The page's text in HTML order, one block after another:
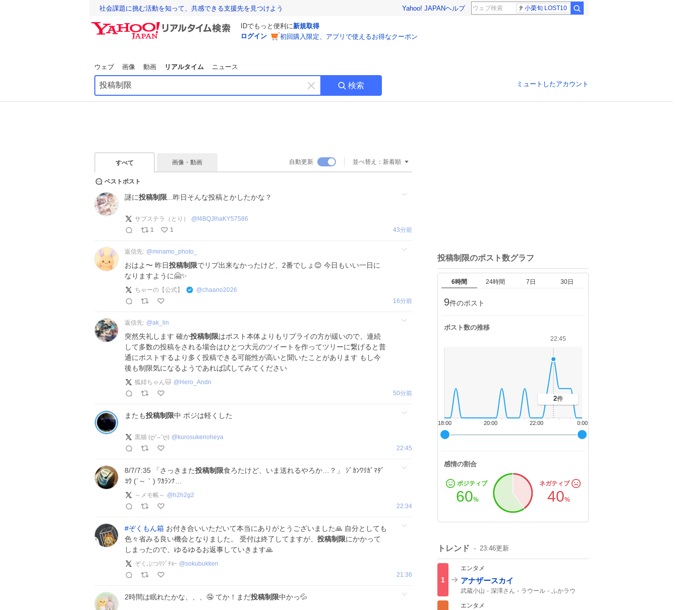
社会課題に挑む活動を知って、共感できる支援先を見つけよう Yahoo! JAPANヘルプ 小栗旬 LOST10
IDでもっと便利に新規取得
ログイン
初回購入限定、アプリで使えるお得なクーポン
ウェブ 画像 動画 リアルタイム ニュース
キ
ー
す
検索 ミュートしたアカウント
すべて 画像・動画 自動更新 並べ替え： 新着順
ベストポスト
謎に投稿制限 ...昨日そんな投稿とかしたかな？
サブステラ（とり） @f4BQJlhaKY57586
1
1 43分前
返信先: @minamo_photo_
おはよ〜 昨日投稿制限でリプ出来なかったけど、2番でしょ😊 今日もいい一日に
なりますように🤗✨
ちゃーの【公式】 @chaano2026
16分前
返信先: @ak_lin
突然失礼します 確か投稿制限はポスト本体よりもリプライの方が緩いので、連続
して多数の投稿をされる場合はひとつ大元のツイートを作ってツリーに繋げると普
通にポストするより多く投稿できる可能性が高いと聞いたことがあります もし今
後も制限気になるようであれば試してみてください
狐緋ちゃん🐱 @ Hero_Andn
50分前
またも投稿制限中 ポジは軽くした
黒猫 (ღ˘⌣˘ღ) @ kurosukenoheya
22:45
8/7/7:35 「さっきまた投稿制限食ろたけど、いま送れるやろか…？」 ｼﾞｶﾝﾜﾘｶﾞﾏﾀﾞ
ﾖｳ (´～｀) ﾜｶﾗﾝﾅ…
～メモ帳～ @ h2h2g2
22:34
#ぞくもん箱 お付き合いいただいて本当にありがとうございました🙏 自分としても
色々省みる良い機会となりました。 受付は終了してますが、 投稿制限にかかって
しまったので、ゆるゆるお返事していきます🙏
ぞくぶつﾘｼﾞﾁｮｰ @sokubukken
21:36
2時間は眠れたかな、、、🤤 てか！まだ投稿制限中かっ💦
投稿制限のポスト数グラフ
6時間 24時間 7日 30日
9件のポスト
ポスト数の推移
0:00
22:00
20:00
18:00
22:45
2件
感情の割合
ポジティブ
60%
ネガティブ
40%
トレンド 23:46更新
1
エンタメ
アナザースカイ
武蔵小山 深澤さん ラウール
ふかラウ
エンタメ